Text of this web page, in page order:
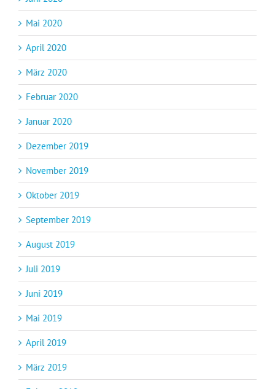
Mai 2020
April 2020
März 2020
Februar 2020
Januar 2020
Dezember 2019
November 2019
Oktober 2019
September 2019
August 2019
Juli 2019
Juni 2019
Mai 2019
April 2019
März 2019